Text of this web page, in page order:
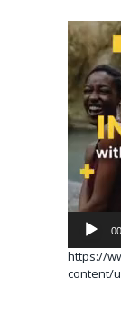
Video
oynatıcı
https://
content/